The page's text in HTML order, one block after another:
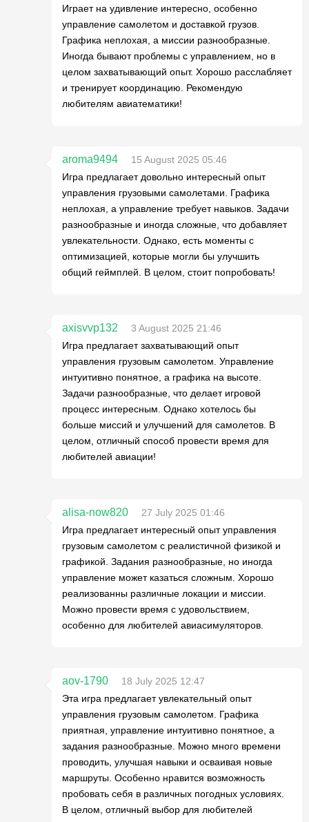
Играет на удивление интересно, особенно
управление самолетом и доставкой грузов.
Графика неплохая, а миссии разнообразные.
Иногда бывают проблемы с управлением, но в
целом захватывающий опыт. Хорошо расслабляет
и тренирует координацию. Рекомендую
любителям авиатематики!
aroma9494
15 August 2025 05:46
Игра предлагает довольно интересный опыт
управления грузовыми самолетами. Графика
неплохая, а управление требует навыков. Задачи
разнообразные и иногда сложные, что добавляет
увлекательности. Однако, есть моменты с
оптимизацией, которые могли бы улучшить
общий геймплей. В целом, стоит попробовать!
axisvvp132
3 August 2025 21:46
Игра предлагает захватывающий опыт
управления грузовым самолетом. Управление
интуитивно понятное, а графика на высоте.
Задачи разнообразные, что делает игровой
процесс интересным. Однако хотелось бы
больше миссий и улучшений для самолетов. В
целом, отличный способ провести время для
любителей авиации!
alisa-now820
27 July 2025 01:46
Игра предлагает интересный опыт управления
грузовым самолетом с реалистичной физикой и
графикой. Задания разнообразные, но иногда
управление может казаться сложным. Хорошо
реализованны различные локации и миссии.
Можно провести время с удовольствием,
особенно для любителей авиасимуляторов.
aov-1790
18 July 2025 12:47
Эта игра предлагает увлекательный опыт
управления грузовым самолетом. Графика
приятная, управление интуитивно понятное, а
задания разнообразные. Можно много времени
проводить, улучшая навыки и осваивая новые
маршруты. Особенно нравится возможность
пробовать себя в различных погодных условиях.
В целом, отличный выбор для любителей